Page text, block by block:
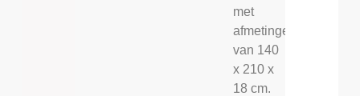
met
afmetingen
van 140
x 210 x
18 cm.